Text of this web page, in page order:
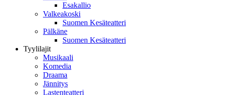
Esakallio
Valkeakoski
Suomen Kesäteatteri
Pälkäne
Suomen Kesäteatteri
Tyylilajit
Musikaali
Komedia
Draama
Jännitys
Lastenteatteri